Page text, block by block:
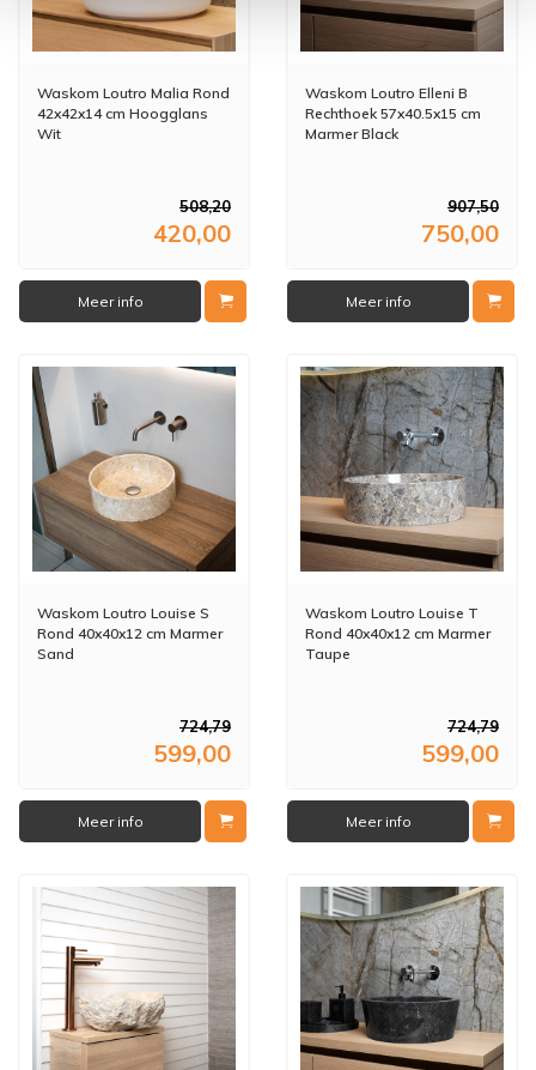
Waskom Loutro Malia Rond
42x42x14 cm Hoogglans
Wit
508,20
420,00
Meer info
Waskom Loutro Elleni B
Rechthoek 57x40.5x15 cm
Marmer Black
907,50
750,00
Meer info
Waskom Loutro Louise S
Rond 40x40x12 cm Marmer
Sand
724,79
599,00
Meer info
Waskom Loutro Louise T
Rond 40x40x12 cm Marmer
Taupe
724,79
599,00
Meer info